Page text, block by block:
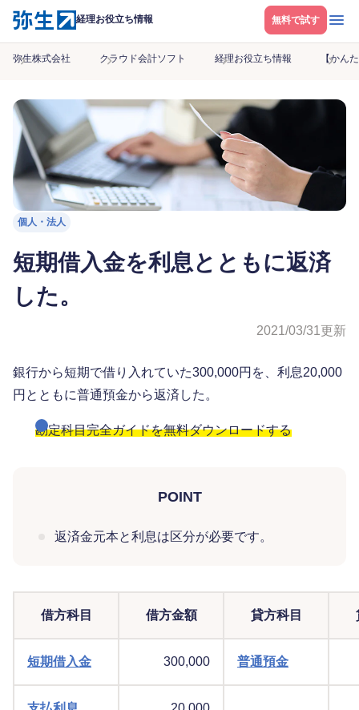
経理お役立ち情報 無料で試す メニ
弥生株式会社 クラウド会計ソフト 経理お役立ち情報 【かん
個人・法人
短期借入金を利息とともに返済
した。
2021/03/31更新
銀行から短期で借り入れていた300,000円を、利息20,000
円とともに普通預金から返済した。
勘定科目完全ガイドを無料ダウンロードする
POINT
返済金元本と利息は区分が必要です。
借方科目 借方金額 貸方科目
短期借入金 300,000 普通預金